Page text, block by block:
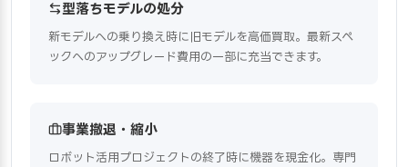
型落ちモデルの処分
新モデルへの乗り換え時に旧モデルを高価買取。最新スペ
ックへのアップグレード費用の一部に充当できます。
事業撤退・縮小
ロボット活用プロジェクトの終了時に機器を現金化。専門